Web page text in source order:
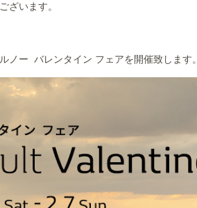
ざいます。
ノー バレンタイン フェアを開催致します。